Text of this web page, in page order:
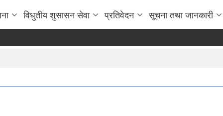
विधुतीय शुसासन सेवा प्रतिवेदन सूचना तथा जानकारी